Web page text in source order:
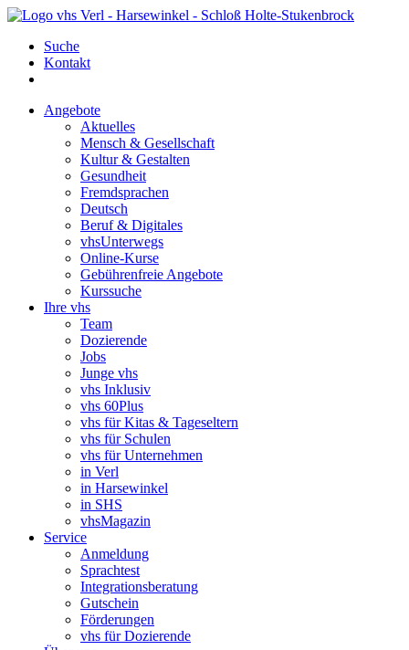
Suche
Kontakt
Angebote
Aktuelles
Mensch & Gesellschaft
Kultur & Gestalten
Gesundheit
Fremdsprachen
Deutsch
Beruf & Digitales
vhsUnterwegs
Online-Kurse
Gebührenfreie Angebote
Kurssuche
Ihre vhs
Team
Dozierende
Jobs
Junge vhs
vhs Inklusiv
vhs 60Plus
vhs für Kitas & Tageseltern
vhs für Schulen
vhs für Unternehmen
in Verl
in Harsewinkel
in SHS
vhsMagazin
Service
Anmeldung
Sprachtest
Integrationsberatung
Gutschein
Förderungen
vhs für Dozierende